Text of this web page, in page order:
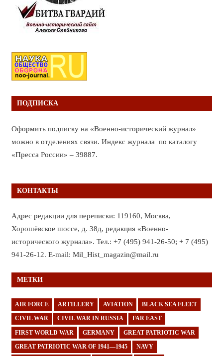
ПОДПИСКА
Оформить подписку на «Военно-исторический журнал»
можно в отделениях связи. Индекс журнала по каталогу
«Пресса России» – 39887.
КОНТАКТЫ
Адрес редакции для переписки: 119160, Москва,
Хорошёвское шоссе, д. 38д, редакция «Военно-
исторического журнала». Тел.: +7 (495) 941-26-50; + 7 (495)
941-26-12. E-mail: Mil_Hist_magazin@mail.ru
МЕТКИ
AIR FORCE ARTILLERY AVIATION BLACK SEA FLEET
CIVIL WAR CIVIL WAR IN RUSSIA FAR EAST
FIRST WORLD WAR GERMANY GREAT PATRIOTIC WAR
GREAT PATRIOTIC WAR OF 1941—1945 NAVY